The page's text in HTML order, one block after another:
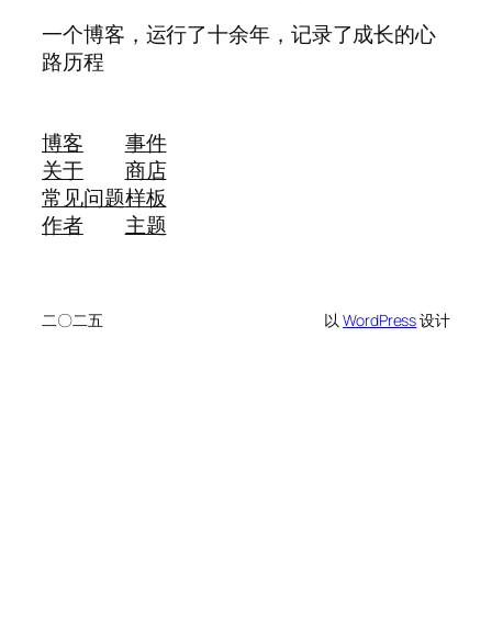
一个博客，运行了十余年，记录了成长的心
路历程
博客
关于
常见问题
作者
事件
商店
样板
主题
二〇二五 以WordPress设计